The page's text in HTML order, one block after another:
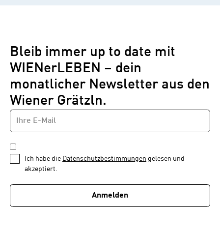
Bleib immer up to date mit
WIENerLEBEN – dein
monatlicher Newsletter aus den
Wiener Grätzln.
Newsletter
1
von
E-
MAIL-
ADRESSE
DATENSCHUTZBESTIMMUNGEN
*
Ich habe die Datenschutzbestimmungen gelesen und
akzeptiert.
Anmelden